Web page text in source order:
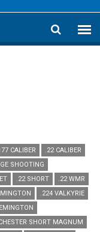
CALIBER
.22 CALIBER
SHOOTING
.22 SHORT
.22 WMR
.224 VALKYRIE
SHORT MAGNUM